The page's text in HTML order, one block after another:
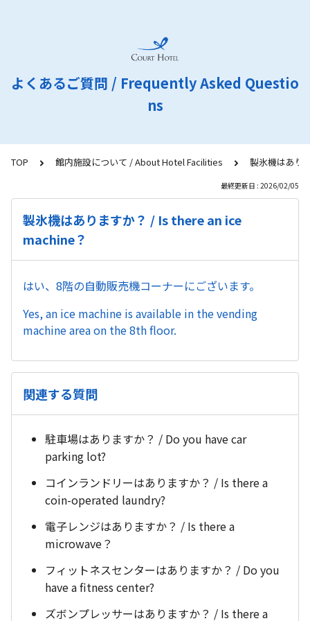
よくあるご質問 / Frequently Asked Questio
ns
TOP 館内施設について / About Hotel Facilities 製氷機はあり
最終更新日 : 2026/02/05
製氷機はありますか？ / Is there an ice
machine？
はい、8階の自動販売機コーナーにございます。
Yes, an ice machine is available in the vending
machine area on the 8th floor.
関連する質問
駐車場はありますか？ / Do you have car
parking lot?
コインランドリーはありますか？ / Is there a
coin-operated laundry?
電子レンジはありますか？ / Is there a
microwave？
フィットネスセンターはありますか？ / Do you
have a fitness center?
ズボンプレッサーはありますか？ / Is there a